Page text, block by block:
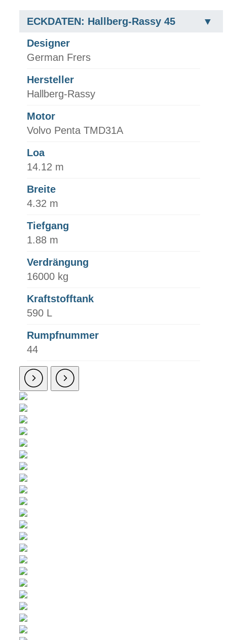
ECKDATEN: Hallberg-Rassy 45
Designer
German Frers
Hersteller
Hallberg-Rassy
Motor
Volvo Penta TMD31A
Loa
14.12 m
Breite
4.32 m
Tiefgang
1.88 m
Verdrängung
16000 kg
Kraftstofftank
590 L
Rumpfnummer
44